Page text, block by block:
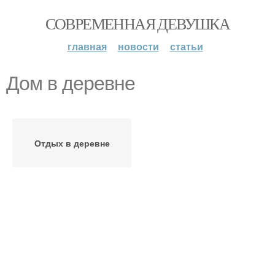
СОВРЕМЕННАЯ ДЕВУШКА
главная новости статьи
Дом в деревне
Отдых в деревне